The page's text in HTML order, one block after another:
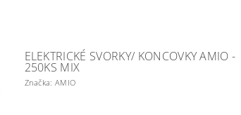
ELEKTRICKÉ SVORKY/ KONCOVKY AMIO -
250KS MIX
Značka: AMIO